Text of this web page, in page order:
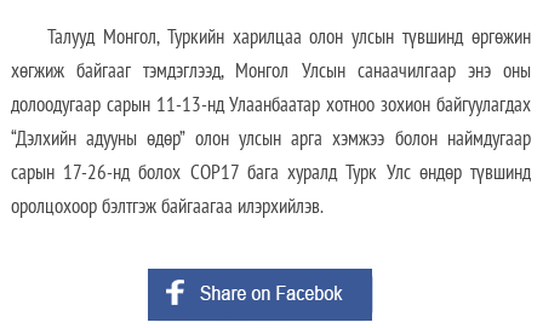
Талууд Монгол, Туркийн харилцаа олон улсын түвшинд өргөжин
хөгжиж байгааг тэмдэглээд, Монгол Улсын санаачилгаар энэ оны
долоодугаар сарын 11-13-нд Улаанбаатар хотноо зохион байгуулагдах
“Дэлхийн адууны өдөр” олон улсын арга хэмжээ болон наймдугаар
сарын 17-26-нд болох COP17 бага хуралд Турк Улс өндөр түвшинд
оролцохоор бэлтгэж байгаагаа илэрхийлэв.